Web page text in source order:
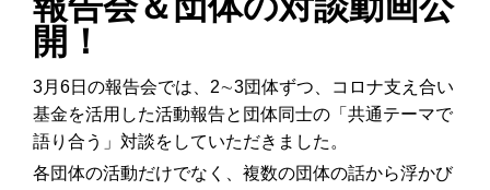
開！
3月6日の報告会では、2∼3団体ずつ、コロナ支え合い
基金を活用した活動報告と団体同士の「共通テーマで
語り合う」対談をしていただきました。
各団体の活動だけでなく、複数の団体の話から浮かび